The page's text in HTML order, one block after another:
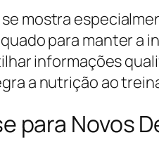
mostra
para manter a
informações
a nutrição ao
para Novos